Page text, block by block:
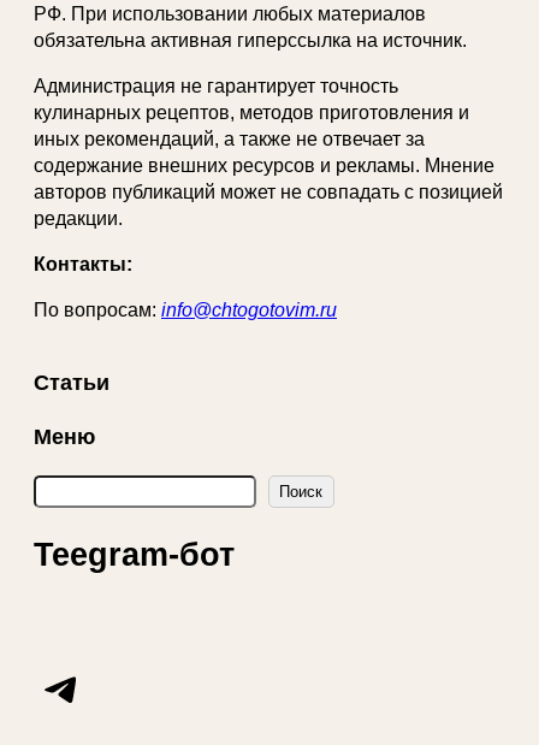
РФ. При использовании любых материалов
обязательна активная гиперссылка на источник.
Администрация не гарантирует точность
кулинарных рецептов, методов приготовления и
иных рекомендаций, а также не отвечает за
содержание внешних ресурсов и рекламы. Мнение
авторов публикаций может не совпадать с позицией
редакции.
Контакты:
По вопросам: info@chtogotovim.ru
Статьи
Меню
о
и
с
Поиск
Teegram-бот
Telegram